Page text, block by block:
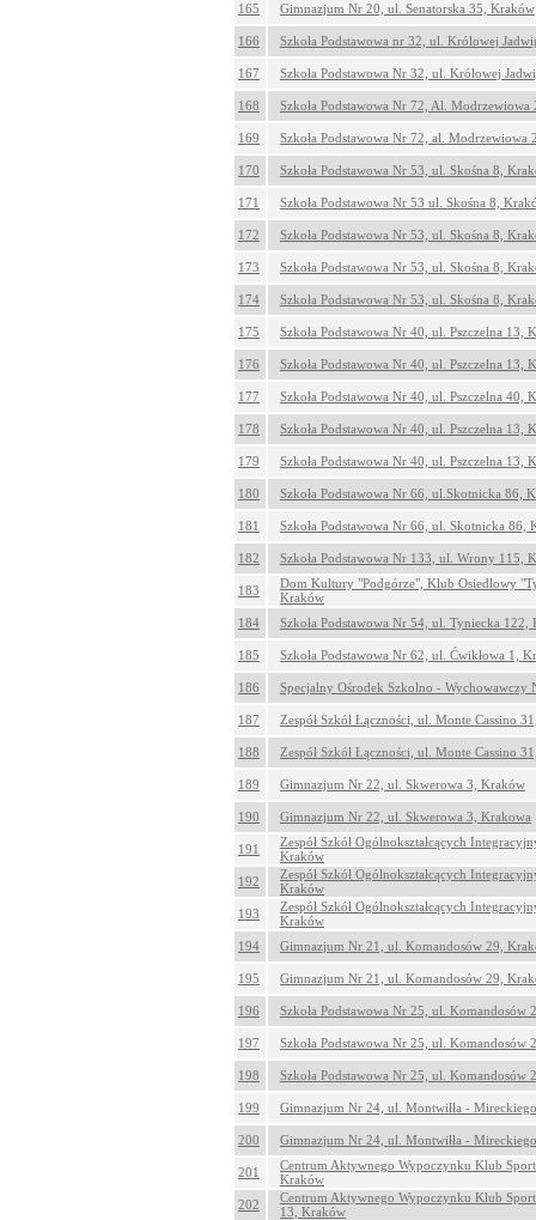
165 Gimnazjum Nr 20, ul. Senatorska 35, Kraków
166 Szkoła Podstawowa nr 32, ul. Królowej
167 Szkoła Podstawowa Nr 32, ul. Królowej
168 Szkoła Podstawowa Nr 72, Al.
169 Szkoła Podstawowa Nr 72, al. Modrzewiowa
170 Szkoła Podstawowa Nr 53, ul. Skośna 8,
171 Szkoła Podstawowa Nr 53 ul. Skośna 8,
172 Szkoła Podstawowa Nr 53, ul. Skośna 8,
173 Szkoła Podstawowa Nr 53, ul. Skośna 8,
174 Szkoła Podstawowa Nr 53, ul. Skośna 8,
175 Szkoła Podstawowa Nr 40, ul. Pszczelna 13,
176 Szkoła Podstawowa Nr 40, ul. Pszczelna 13,
177 Szkoła Podstawowa Nr 40, ul. Pszczelna 40,
178 Szkoła Podstawowa Nr 40, ul. Pszczelna 13,
179 Szkoła Podstawowa Nr 40, ul. Pszczelna 13,
180 Szkoła Podstawowa Nr 66, ul.Skotnicka 86,
181 Szkoła Podstawowa Nr 66, ul. Skotnicka 86,
182 Szkoła Podstawowa Nr 133, ul. Wrony 115,
183
Dom Kultury "Podgórze", Klub Osiedlowy
Kraków
184
Szkoła Podstawowa Nr 54, ul. Tyniecka 122,
185 Szkoła Podstawowa Nr 62, ul. Ćwikłowa 1,
186 Specjalny Ośrodek Szkolno - Wychowawczy
187 Zespół Szkół Łączności, ul. Monte Cassino
188 Zespół Szkół Łączności, ul. Monte Cassino
189 Gimnazjum Nr 22, ul. Skwerowa 3, Kraków
190 Gimnazjum Nr 22, ul. Skwerowa 3, Krakowa
191
Zespół Szkół Ogólnokształcących
Kraków
192
Zespół Szkół Ogólnokształcących
Kraków
193
Zespół Szkół Ogólnokształcących
Kraków
194
Gimnazjum Nr 21, ul. Komandosów 29,
195 Gimnazjum Nr 21, ul. Komandosów 29,
196 Szkoła Podstawowa Nr 25, ul. Komandosów
197 Szkoła Podstawowa Nr 25, ul. Komandosów
198 Szkoła Podstawowa Nr 25, ul. Komandosów
199 Gimnazjum Nr 24, ul. Montwiłła -
200 Gimnazjum Nr 24, ul. Montwiłła -
201
Centrum Aktywnego Wypoczynku Klub
Kraków
202
Centrum Aktywnego Wypoczynku Klub
13, Kraków